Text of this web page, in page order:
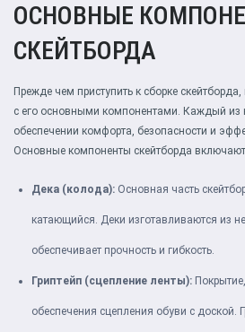
ОСНОВНЫЕ
СКЕЙТБОРДА
Прежде чем приступить к сборке
с его основными компонентами. Каждый из
обеспечении комфорта, безопасности и
Основные компоненты скейтборда
Дека (колода): Основная часть
катающийся. Деки изготавливаются из
обеспечивает прочность и гибкость.
Гриптейп (сцепление ленты):
обеспечения сцепления обуви с доской.